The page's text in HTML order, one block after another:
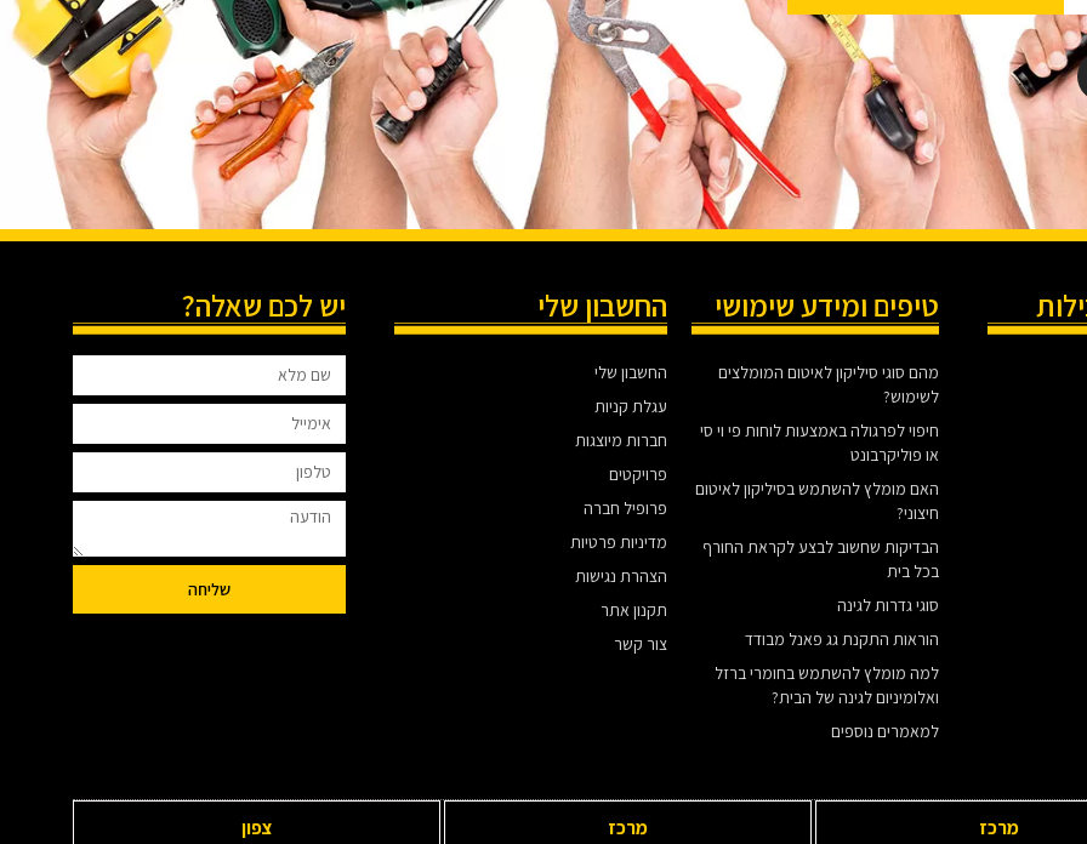
טיפים ומידע שימושי
מהם סוגי סיליקון לאיטום המומלצים
לשימוש?
חיפוי לפרגולה באמצעות לוחות פי וי סי
או פוליקרבונט
האם מומלץ להשתמש בסיליקון לאיטום
חיצוני?
הבדיקות שחשוב לבצע לקראת החורף
בכל בית
סוגי גדרות לגינה
הוראות התקנת גג פאנל מבודד
למה מומלץ להשתמש בחומרי ברזל
ואלומיניום לגינה של הבית?
למאמרים נוספים
החשבון שלי
החשבון שלי
עגלת קניות
חברות מיוצגות
פרויקטים
פרופיל חברה
מדיניות פרטיות
הצהרת נגישות
תקנון אתר
צור קשר
יש לכם שאלה?
שליחה
מרכז מרכז צפון